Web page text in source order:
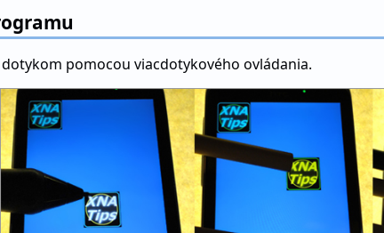
pomocou viacdotykového ovládania.